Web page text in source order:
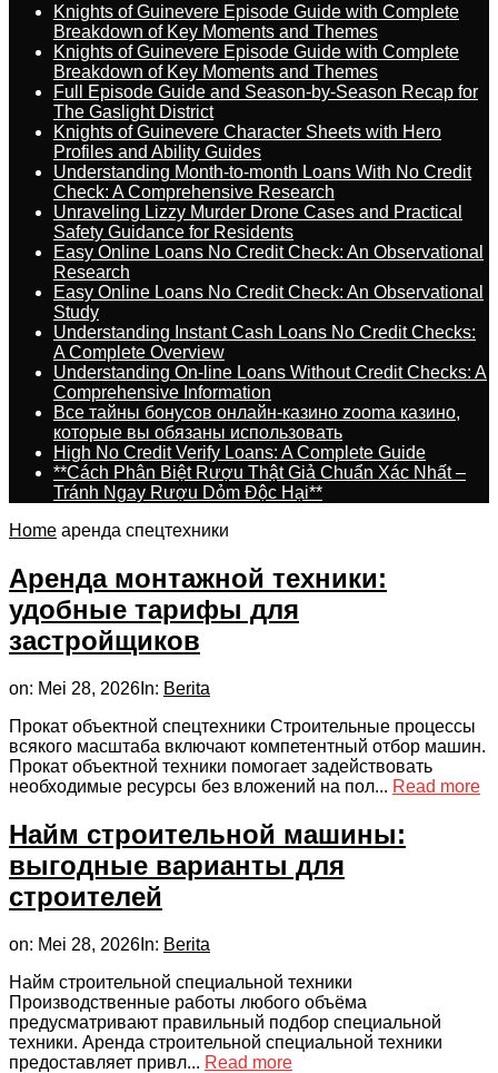
Knights of Guinevere Episode Guide with Complete
Breakdown of Key Moments and Themes
Knights of Guinevere Episode Guide with Complete
Breakdown of Key Moments and Themes
Full Episode Guide and Season-by-Season Recap for
The Gaslight District
Knights of Guinevere Character Sheets with Hero
Profiles and Ability Guides
Understanding Month-to-month Loans With No Credit
Check: A Comprehensive Research
Unraveling Lizzy Murder Drone Cases and Practical
Safety Guidance for Residents
Easy Online Loans No Credit Check: An Observational
Research
Easy Online Loans No Credit Check: An Observational
Study
Understanding Instant Cash Loans No Credit Checks:
A Complete Overview
Understanding On-line Loans Without Credit Checks: A
Comprehensive Information
Все тайны бонусов онлайн-казино zooma казино,
которые вы обязаны использовать
High No Credit Verify Loans: A Complete Guide
**Cách Phân Biệt Rượu Thật Giả Chuẩn Xác Nhất –
Tránh Ngay Rượu Dỏm Độc Hại**
Home аренда спецтехники
Аренда монтажной техники:
удобные тарифы для
застройщиков
on: Mei 28, 2026 In: Berita
Прокат объектной спецтехники Строительные процессы
всякого масштаба включают компетентный отбор машин.
Прокат объектной техники помогает задействовать
необходимые ресурсы без вложений на пол... Read more
Найм строительной машины:
выгодные варианты для
строителей
on: Mei 28, 2026 In: Berita
Найм строительной специальной техники
Производственные работы любого объёма
предусматривают правильный подбор специальной
техники. Аренда строительной специальной техники
предоставляет привл... Read more